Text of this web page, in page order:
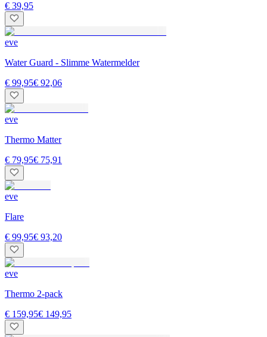
€ 39,95
eve
Water Guard - Slimme Watermelder
€ 99,95€ 92,06
eve
Thermo Matter
€ 79,95€ 75,91
eve
Flare
€ 99,95€ 93,20
eve
Thermo 2-pack
€ 159,95€ 149,95